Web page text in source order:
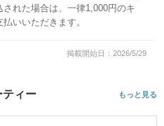
された場合は、一律1,000円のキ
いいただきます。
掲載開始日：2026/5/29
ティー もっと見る